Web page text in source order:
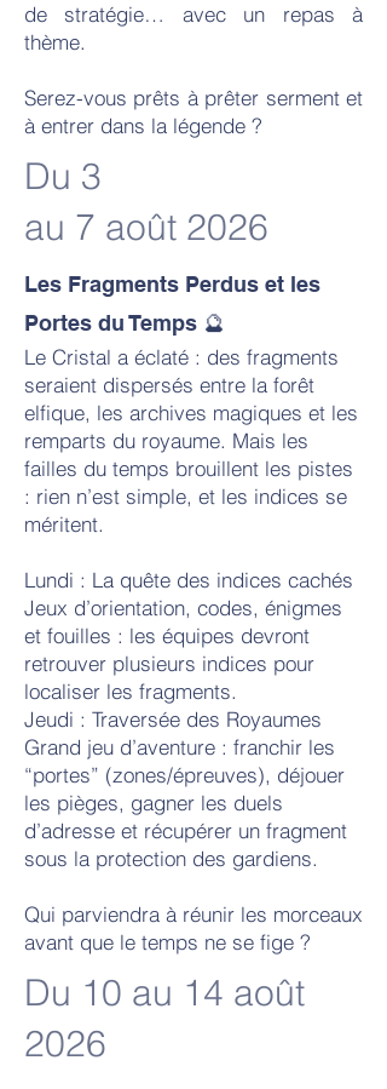
de stratégie… avec un repas à
thème.
Serez-vous prêts à prêter serment et
à entrer dans la légende ?
Du 3
au 7 août 2026
Les Fragments Perdus et les
Portes du Temps 🔮
Le Cristal a éclaté : des fragments
seraient dispersés entre la forêt
elfique, les archives magiques et les
remparts du royaume. Mais les
failles du temps brouillent les pistes
: rien n’est simple, et les indices se
méritent.
Lundi : La quête des indices cachés
Jeux d’orientation, codes, énigmes
et fouilles : les équipes devront
retrouver plusieurs indices pour
localiser les fragments.
Jeudi : Traversée des Royaumes
Grand jeu d’aventure : franchir les
“portes” (zones/épreuves), déjouer
les pièges, gagner les duels
d’adresse et récupérer un fragment
sous la protection des gardiens.
Qui parviendra à réunir les morceaux
avant que le temps ne se fige ?
Du 10 au 14 août
2026